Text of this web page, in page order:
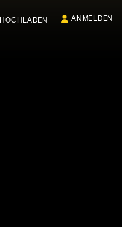
HOCHLADEN ANMELDEN